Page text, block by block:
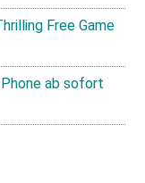
Free Game
ab sofort